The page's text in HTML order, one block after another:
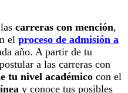
carreras con mención,
el proceso de admisión a
año. A partir de tu
a las carreras con
tu nivel académico con el
y conoce tus posibles